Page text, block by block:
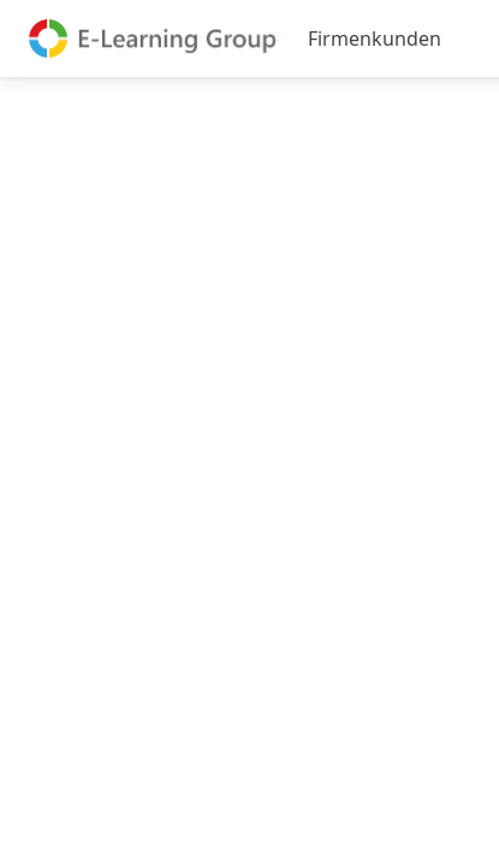
Firmenkunden